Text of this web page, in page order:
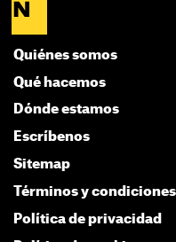
Quiénes somos
Qué hacemos
Dónde estamos
Escríbenos
Sitemap
Términos y
Política de privacidad